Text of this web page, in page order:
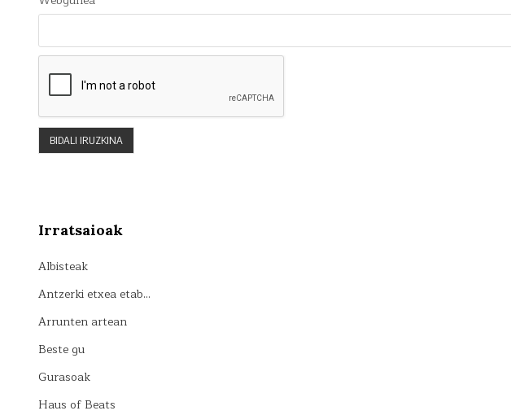
Irratsaioak
Albisteak
Antzerki etxea etab…
Arrunten artean
Beste gu
Gurasoak
Haus of Beats